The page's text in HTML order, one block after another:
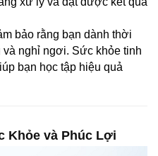
bảo rằng bạn dành thời
nghỉ ngơi. Sức khỏe tinh
bạn học tập hiệu quả
Khỏe và Phúc Lợi